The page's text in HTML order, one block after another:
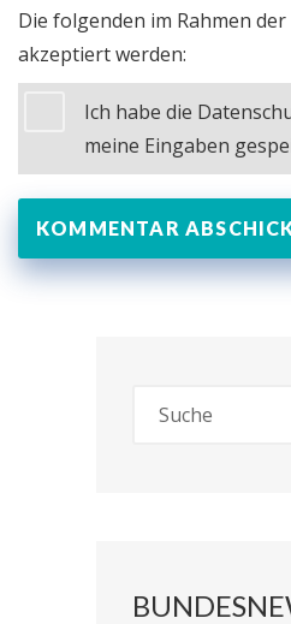
Die folgenden im Rahmen
akzeptiert werden:
Ich habe die
meine Eingaben